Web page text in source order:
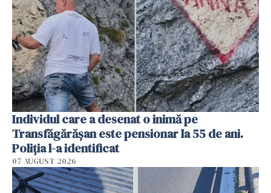
Individul care a desenat o inimă pe
Transfăgărășan este pensionar la 55 de ani.
Poliția l-a identificat
07 AUGUST 2026